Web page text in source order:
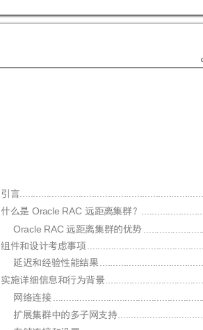
引言
什么是 Oracle RAC 远距离集群？
Oracle RAC 远距离集群的优势
组件和设计考虑事项
延迟和经验性能结果
实施详细信息和行为背景
网络连接
扩展集群中的多子网支持